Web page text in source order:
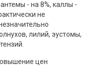
- на 8%, каллы -
не
лилий, эустомы,
цен